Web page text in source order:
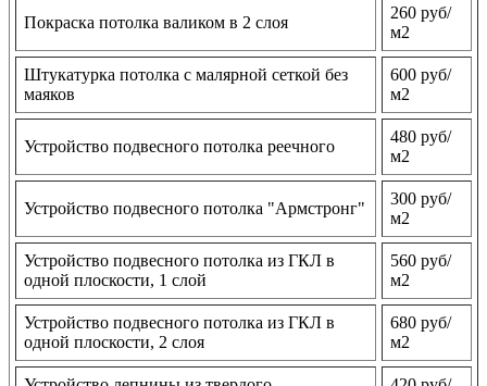
Покраска потолка валиком в 2 слоя
260 руб/
м2
Штукатурка потолка с малярной сеткой без
маяков
600 руб/
м2
Устройство подвесного потолка реечного
480 руб/
м2
Устройство подвесного потолка "Армстронг"
300 руб/
м2
Устройство подвесного потолка из ГКЛ в
одной плоскости, 1 слой
560 руб/
м2
Устройство подвесного потолка из ГКЛ в
одной плоскости, 2 слоя
680 руб/
м2